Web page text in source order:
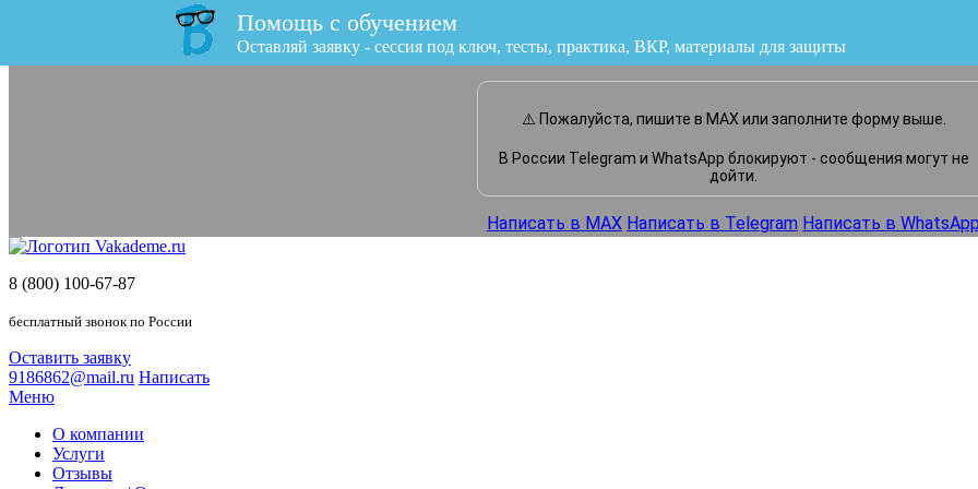
Помощь с обучением
Оставляй заявку - сессия под ключ, тесты, практика, ВКР
или напишите нам прямо сейчас
⚠️ Пожалуйста, пишите в MAX или заполните форму выше.
В России Telegram и WhatsApp блокируют - сообщения могут не
дойти.
Написать в MAX Написать в Telegram Написать в
8 (800) 100-67-87
бесплатный звонок по России
Оставить заявку
9186862@mail.ru Написать
Меню
О компании
Услуги
Отзывы